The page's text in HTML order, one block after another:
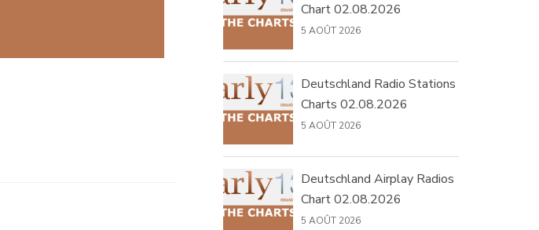
Chart 02.08.2026
5 AOÛT 2026
Deutschland Radio Stations
Charts 02.08.2026
5 AOÛT 2026
Deutschland Airplay Radios
Chart 02.08.2026
5 AOÛT 2026